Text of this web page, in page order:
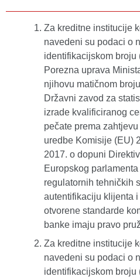
Za kreditne institucije
navedeni su podaci o
identifikacijskom
Porezna uprava
njihovu matičnom
Državni zavod za
izrade kvalificiranog
pečate prema
uredbe Komisije (EU)
2017. o dopuni
Europskog
regulatornih tehničkih
autentifikaciju klijenta
otvorene standarde
banke imaju pravo
Za kreditne institucije
navedeni su podaci o
identifikacijskom